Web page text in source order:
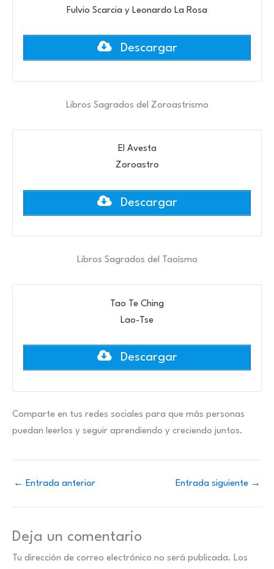
Fulvio Scarcia y Leonardo La Rosa
Descargar
Libros Sagrados del Zoroastrismo
El Avesta
Zoroastro
Descargar
Libros Sagrados del Taoísmo
Tao Te Ching
Lao-Tse
Descargar
Comparte en tus redes sociales para que más personas
puedan leerlos y seguir aprendiendo y creciendo juntos.
← Entrada anterior Entrada siguiente →
Deja un comentario
Tu dirección de correo electrónico no será publicada. Los